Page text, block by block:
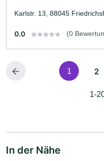
Karlstr. 13, 88045
0.0 (0
1 2
1-
In der Nähe